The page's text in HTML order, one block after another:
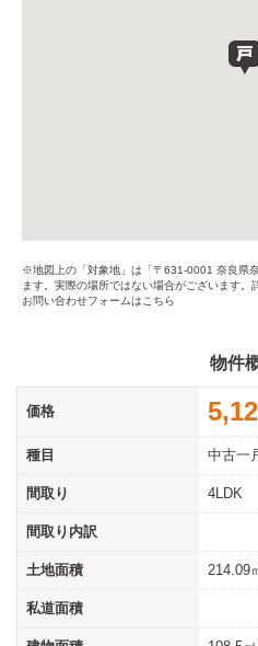
※地図上の「対象地」は「〒631-0001 奈良県
ます。実際の場所ではない場合がございます。
お問い合わせフォームはこちら
物件
価格
種目 中古一
間取り 4LDK
間取り内訳
土地面積 214.09
私道面積